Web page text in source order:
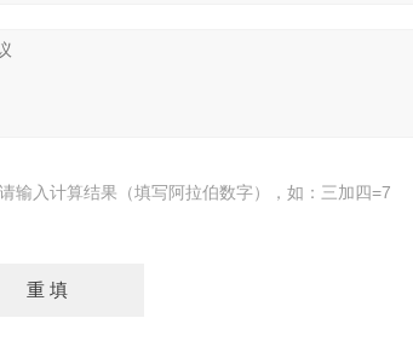
请输入计算结果（填写阿拉伯数字），如：三加四=7